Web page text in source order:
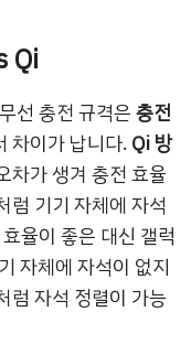
Qi
선 충전 규격은충전
차이가 납니다. Qi 방
차가 생겨 충전 효율
럼 기기 자체에 자석
율이 좋은 대신 갤럭
자체에 자석이 없지
럼 자석 정렬이 가능